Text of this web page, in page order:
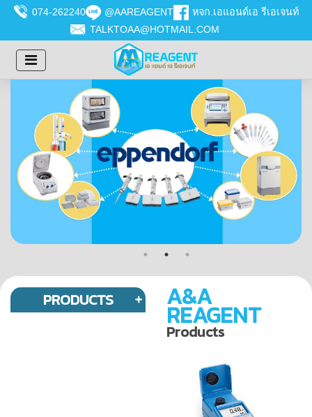
074-262240 @AAREAGENT
หจก.เอแอนด์เอ รีเอเจนท์
TALKTOAA@HOTMAIL.COM
PRODUCTS A&A
REAGENT
Products